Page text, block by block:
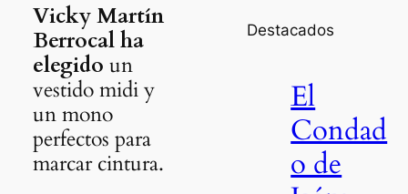
Vicky Martín
Berrocal ha
elegido un
vestido midi y
un mono
perfectos para
marcar cintura.
Destacados
El
Condad
o de